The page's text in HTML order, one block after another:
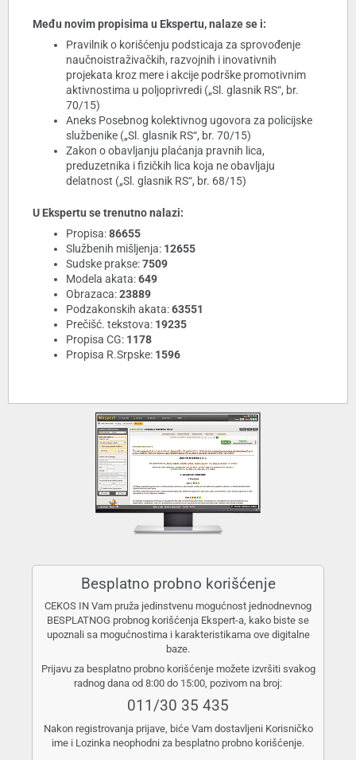
Među novim propisima u Ekspertu, nalaze se i:
Pravilnik o korišćenju podsticaja za sprovođenje
naučnoistraživačkih, razvojnih i inovativnih
projekata kroz mere i akcije podrške promotivnim
aktivnostima u poljoprivredi („Sl. glasnik RS“, br.
70/15)
Aneks Posebnog kolektivnog ugovora za policijske
službenike („Sl. glasnik RS“, br. 70/15)
Zakon o obavljanju plaćanja pravnih lica,
preduzetnika i fizičkih lica koja ne obavljaju
delatnost („Sl. glasnik RS“, br. 68/15)
U Ekspertu se trenutno nalazi:
Propisa:86655
Službenih mišljenja: 12655
Sudske prakse:7509
Modela akata:649
Obrazaca:23889
Podzakonskih akata:63551
Prečišć. tekstova: 19235
Propisa CG: 1178
Propisa R.Srpske: 1596
Besplatno probno korišćenje
CEKOS IN Vam pruža jedinstvenu mogućnost jednodnevnog
BESPLATNOG probnog korišćenja Ekspert-a, kako biste se
upoznali sa mogućnostima i karakteristikama ove digitalne
baze.
Prijavu za besplatno probno korišćenje možete izvršiti svakog
radnog dana od 8:00 do 15:00, pozivom na broj:
011/30 35 435
Nakon registrovanja prijave, biće Vam dostavljeni Korisničko
ime i Lozinka neophodni za besplatno probno korišćenje.